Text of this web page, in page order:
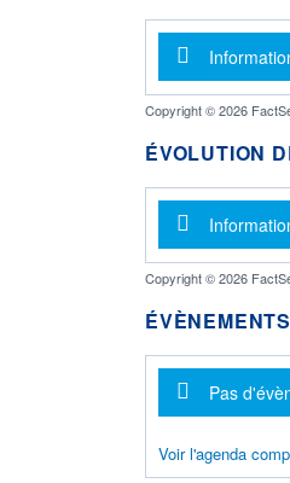
Copyright © 2026
ÉVOLUTION
Copyright © 2026
ÉVÈNEMENTS
Pas
Voir l'agenda